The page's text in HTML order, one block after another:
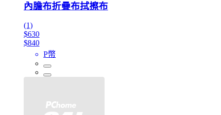
內膽布折疊布拭擦布
(1)
$630
$840
P幣